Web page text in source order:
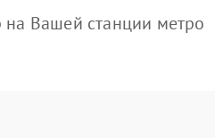
Вашей станции метро